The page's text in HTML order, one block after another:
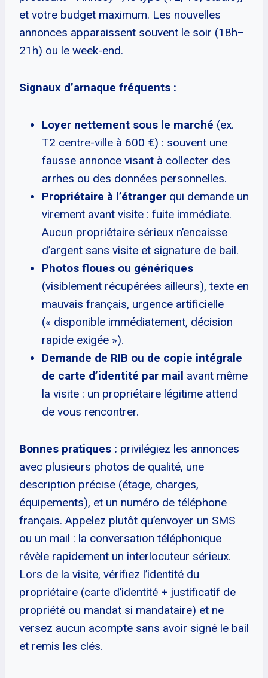
et votre budget maximum. Les nouvelles
annonces apparaissent souvent le soir (18h–
21h) ou le week-end.
Signaux d’arnaque fréquents :
Loyer nettement sous le marché (ex.
T2 centre-ville à 600 €) : souvent une
fausse annonce visant à collecter des
arrhes ou des données personnelles.
Propriétaire à l’étranger qui demande un
virement avant visite : fuite immédiate.
Aucun propriétaire sérieux n’encaisse
d’argent sans visite et signature de bail.
Photos floues ou génériques
(visiblement récupérées ailleurs), texte en
mauvais français, urgence artificielle
(« disponible immédiatement, décision
rapide exigée »).
Demande de RIB ou de copie intégrale
de carte d’identité par mail avant même
la visite : un propriétaire légitime attend
de vous rencontrer.
Bonnes pratiques : privilégiez les annonces
avec plusieurs photos de qualité, une
description précise (étage, charges,
équipements), et un numéro de téléphone
français. Appelez plutôt qu’envoyer un SMS
ou un mail : la conversation téléphonique
révèle rapidement un interlocuteur sérieux.
Lors de la visite, vérifiez l’identité du
propriétaire (carte d’identité + justificatif de
propriété ou mandat si mandataire) et ne
versez aucun acompte sans avoir signé le bail
et remis les clés.